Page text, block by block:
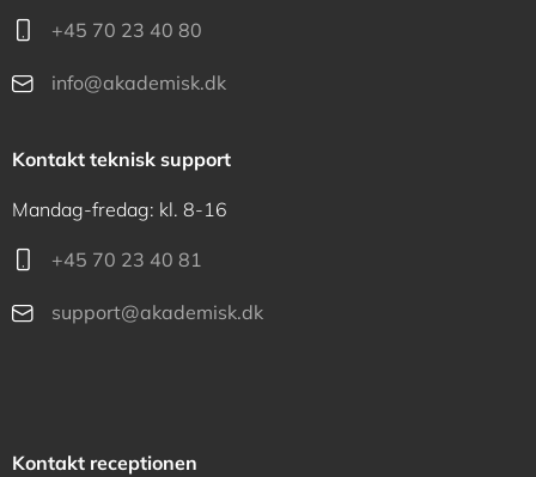
+45 70 23 40 80
info@akademisk.dk
Kontakt teknisk support
Mandag-fredag: kl. 8-16
+45 70 23 40 81
support@akademisk.dk
Kontakt receptionen